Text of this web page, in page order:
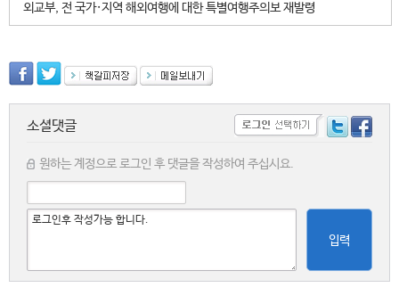
외교부, 전 국가·지역 해외여행에 대한 특별여행주의보 재발령
소셜댓글
원하는 계정으로 로그인 후 댓글을 작성하여 주십시요.
입력